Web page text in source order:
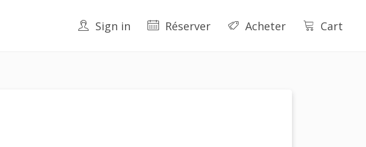
Sign in Réserver Acheter Cart